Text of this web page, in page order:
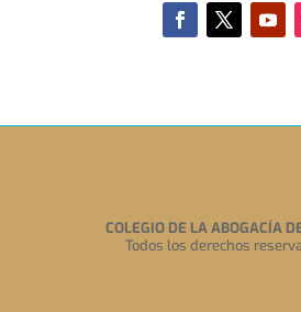
COLEGIO DE LA ABOGACÍA
Todos los derechos